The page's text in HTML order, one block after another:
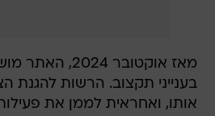
מאז אוקטובר
בענייני תקצוב. הרשות להגנת
אותו, ואחראית לממן את